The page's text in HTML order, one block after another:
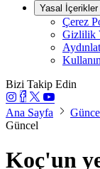
Yasal İçerikler
Çerez
Gizlilik
Bizi Takip Edin
Ana Sayfa
Güncel
Koç'un